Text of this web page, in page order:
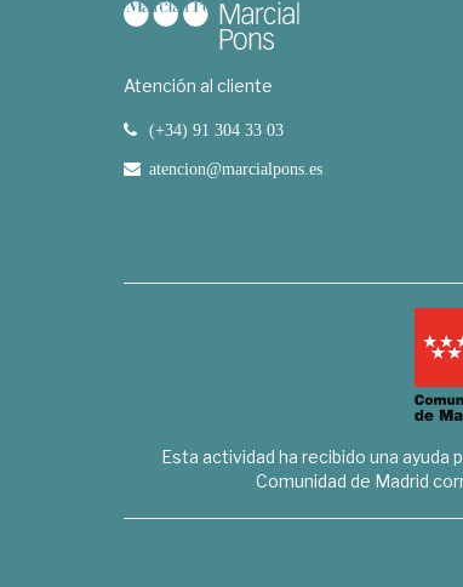
Atención al cliente
(+34) 91 304 33 03
atencion@marcialpons.es
Esta actividad ha recibido una ayuda
Comunidad de Madrid